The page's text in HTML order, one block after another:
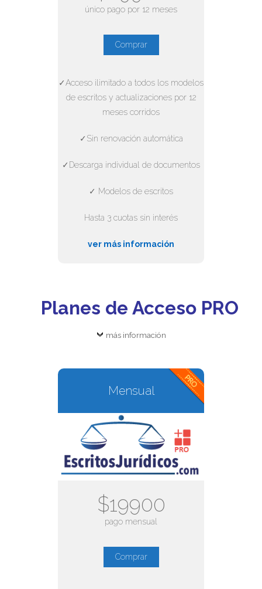
único pago por 12 meses
Comprar
✓Acceso ilimitado a todos los modelos
de escritos y actualizaciones por 12
meses corridos
✓Sin renovación automática
✓Descarga individual de documentos
✓ Modelos de escritos
Hasta 3 cuotas sin interés
ver más información
Planes de Acceso PRO
más información
Mensual
$19900
pago mensual
Comprar